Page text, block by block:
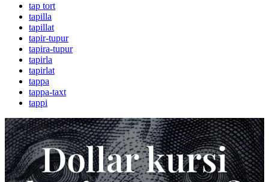
tap tort
tapilla
tapillat
tapir-tupur
tapira-tupur
tapirla
tapirlat
tappa
tappa-taxt
tappi